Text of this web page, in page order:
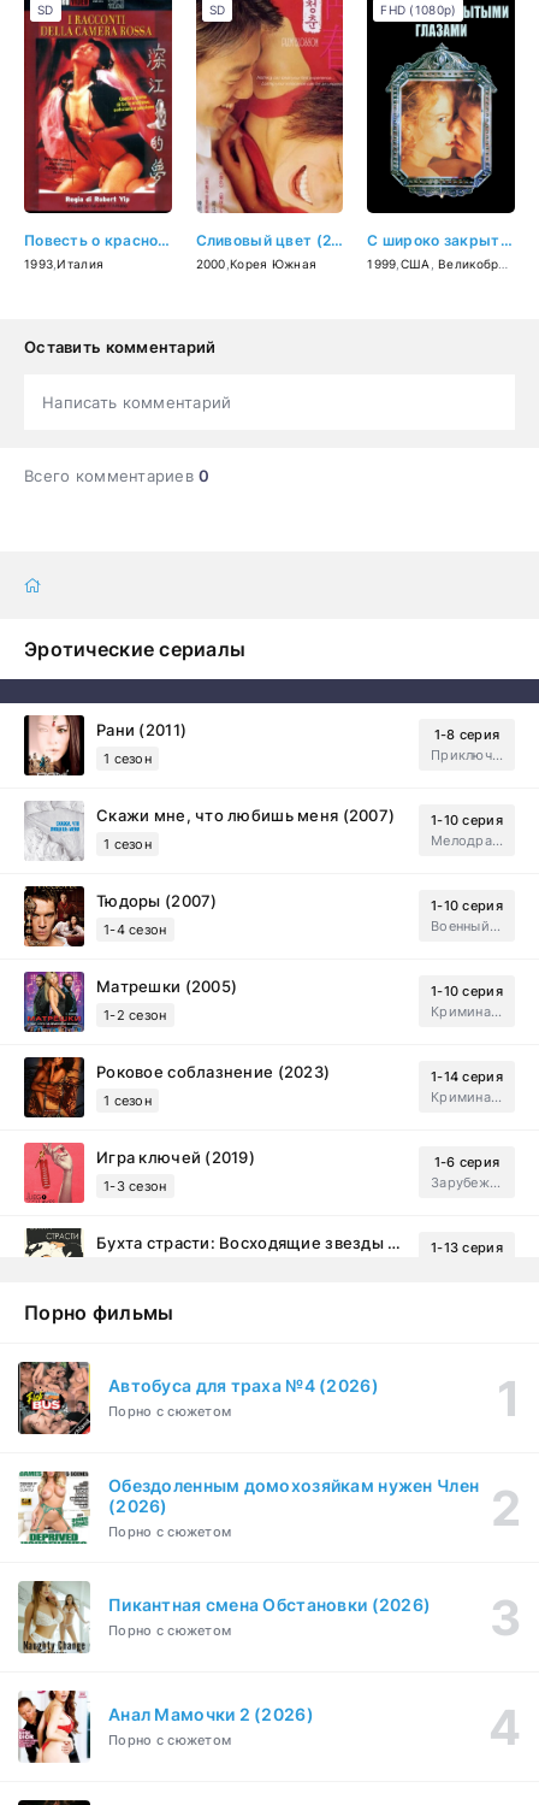
Повесть о красной камере (1993)
1993 ,Италия
SD
Сливовый цвет (2000)
2000 ,Корея Южная
SD
С широко закрытыми глазами (1999)
1999 США ,Великобритания
FHD (1080p)
Оставить комментарий
Написать комментарий
Всего комментариев0
Эротические сериалы
Рани (2011)
1 сезон
1-8 серия
Приключения, Зарубежный, Мелодрама
Скажи мне, что любишь меня (2007)
1 сезон
1-10 серия
Мелодрама, Драма
Тюдоры (2007)
1-4 сезон
1-10 серия
Военный, Исторический, Зарубежный, Мелодрама, Драма
Матрешки (2005)
1-2 сезон
1-10 серия
Криминал, Драма
Роковое соблазнение (2023)
1 сезон
1-14 серия
Криминал, Мистический, Триллер, Драма
Игра ключей (2019)
1-3 сезон
1-6 серия
Зарубежный, Мелодрама, Драма
Бухта страсти: Восходящие звезды (2000)
1-13 серия
Эйфория (2019)
Бисексуалка (2018)
Сутенёры (2023)
1 сезон
1-6 серия
Порно фильмы
Автобуса для траха №4 (2026)
Порно с сюжетом
Обездоленным домохозяйкам нужен Член
(2026)
Порно с сюжетом
Пикантная смена Обстановки (2026)
Порно с сюжетом
Анал Мамочки 2 (2026)
Порно с сюжетом